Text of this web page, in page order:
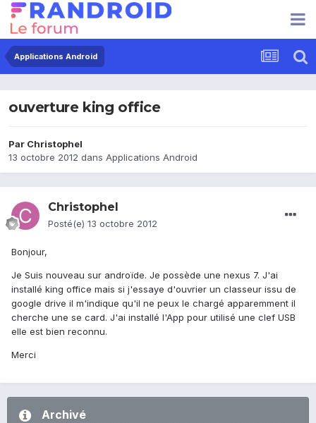
Applications Android
ouverture king office
Par Christophel
13 octobre 2012 dans Applications Android
Christophel
Posté(e) 13 octobre 2012
Bonjour,
Je Suis nouveau sur androïde. Je possède une nexus 7. J'ai
installé king office mais si j'essaye d'ouvrier un classeur issu de
google drive il m'indique qu'il ne peux le chargé apparemment il
cherche une se card. J'ai installé l'App pour utilisé une clef USB
elle est bien reconnu.
Merci
Archivé